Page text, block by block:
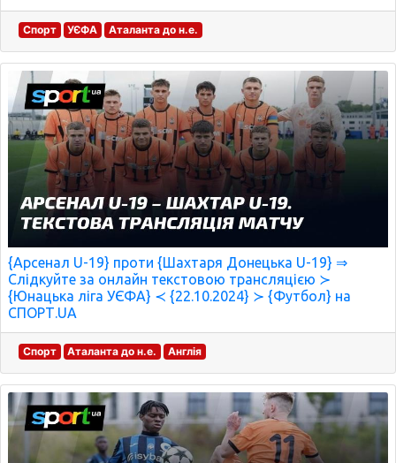
Спорт УЄФА Аталанта до н.е.
{Арсенал U-19} проти {Шахтаря Донецька U-19} ⇒
Слідкуйте за онлайн текстовою трансляцією ≻
{Юнацька ліга УЄФА} ≺ {22.10.2024} ≻ {Футбол} на
СПОРТ.UA
Спорт Аталанта до н.е. Англія